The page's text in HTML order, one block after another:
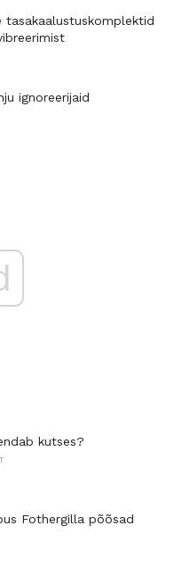
tasakaalustuskomplektid
ignoreerijaid
kutses?
Fothergilla põõsad